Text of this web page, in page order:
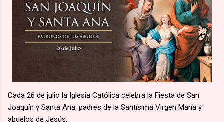
Cada 26 de julio la Iglesia Católica celebra la Fiesta de San
Joaquín y Santa Ana, padres de la Santísima Virgen María y
abuelos de Jesús.